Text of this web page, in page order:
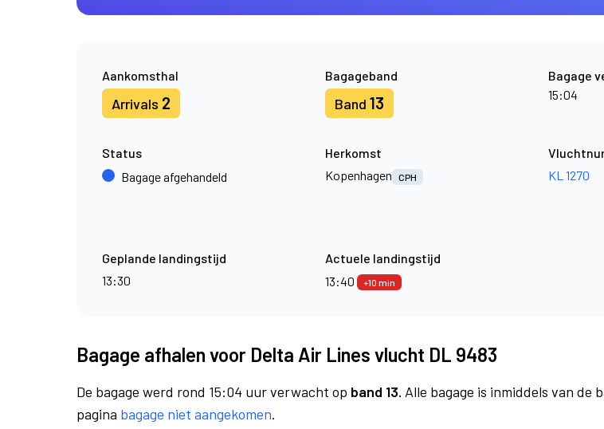
Aankomsthal
Arrivals 2
Bagageband
Band 13
Bagage
15:04
Status
Bagage afgehandeld
Herkomst
Kopenhagen
CPH
KL 1270
Geplande landingstijd
13:30
Actuele landingstijd
13:40
+10 min
Bagage afhalen voor Delta Air Lines vlucht DL 9483
De bagage werd rond 15:04 uur verwacht op band 13. Alle bagage is inmiddels van de
pagina bagage niet aangekomen.